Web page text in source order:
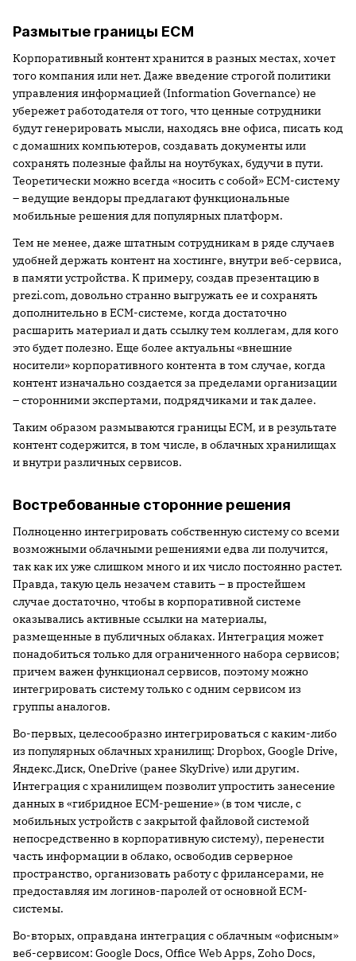
Размытые границы ECM
Корпоративный контент хранится в разных местах, хочет
того компания или нет. Даже введение строгой политики
управления информацией (Information Governance) не
убережет работодателя от того, что ценные сотрудники
будут генерировать мысли, находясь вне офиса, писать код
с домашних компьютеров, создавать документы или
сохранять полезные файлы на ноутбуках, будучи в пути.
Теоретически можно всегда «носить с собой» ECM-систему
– ведущие вендоры предлагают функциональные
мобильные решения для популярных платформ.
Тем не менее, даже штатным сотрудникам в ряде случаев
удобней держать контент на хостинге, внутри веб-сервиса,
в памяти устройства. К примеру, создав презентацию в
prezi.com, довольно странно выгружать ее и сохранять
дополнительно в ECM-системе, когда достаточно
расшарить материал и дать ссылку тем коллегам, для кого
это будет полезно. Еще более актуальны «внешние
носители» корпоративного контента в том случае, когда
контент изначально создается за пределами организации
– сторонними экспертами, подрядчиками и так далее.
Таким образом размываются границы ECM, и в результате
контент содержится, в том числе, в облачных хранилищах
и внутри различных сервисов.
Востребованные сторонние решения
Полноценно интегрировать собственную систему со всеми
возможными облачными решениями едва ли получится,
так как их уже слишком много и их число постоянно растет.
Правда, такую цель незачем ставить – в простейшем
случае достаточно, чтобы в корпоративной системе
оказывались активные ссылки на материалы,
размещенные в публичных облаках. Интеграция может
понадобиться только для ограниченного набора сервисов;
причем важен функционал сервисов, поэтому можно
интегрировать систему только с одним сервисом из
группы аналогов.
Во-первых, целесообразно интегрироваться с каким-либо
из популярных облачных хранилищ: Dropbox, Google Drive,
Яндекс.Диск, OneDrive (ранее SkyDrive) или другим.
Интеграция с хранилищем позволит упростить занесение
данных в «гибридное ECM-решение» (в том числе, с
мобильных устройств с закрытой файловой системой
непосредственно в корпоративную систему), перенести
часть информации в облако, освободив серверное
пространство, организовать работу с фрилансерами, не
предоставляя им логинов-паролей от основной ECM-
системы.
Во-вторых, оправдана интеграция с облачным «офисным»
веб-сервисом: Google Docs, Office Web Apps, Zoho Docs,